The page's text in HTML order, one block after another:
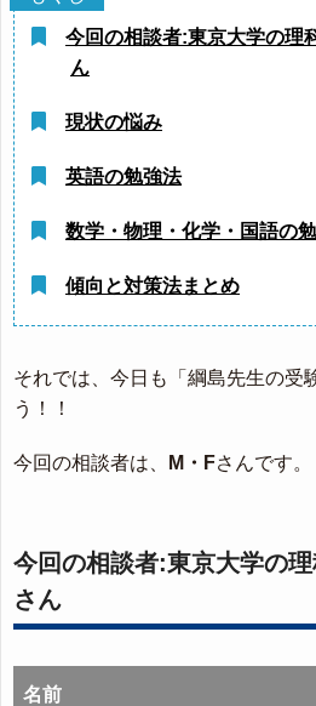
今回の相談者:東京大学の理
ん
現状の悩み
英語の勉強法
数学・物理・化学・国語の
傾向と対策法まとめ
それでは、今日も「綱島先生の受
う！！
今回の相談者は、 M・Fさんです。
今回の相談者:東京大学の
さん
名前